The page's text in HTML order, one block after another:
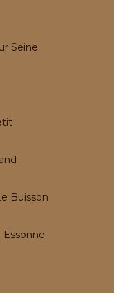
Seine
Buisson
Essonne